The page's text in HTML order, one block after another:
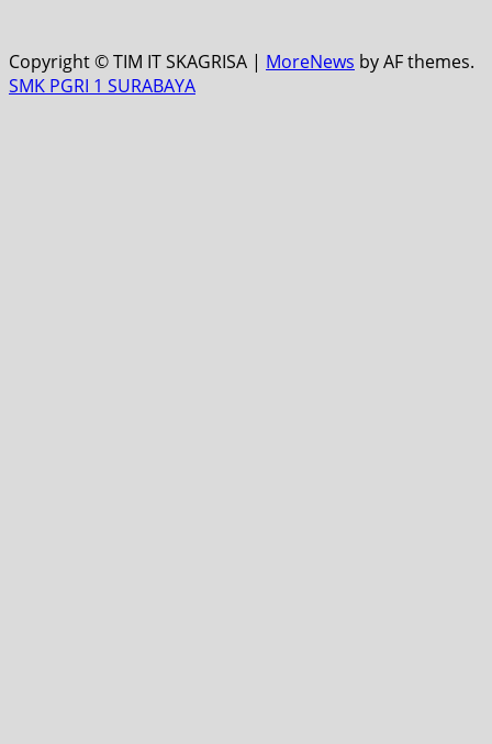
Copyright © TIM IT SKAGRISA | MoreNews by AF themes.
SMK PGRI 1 SURABAYA